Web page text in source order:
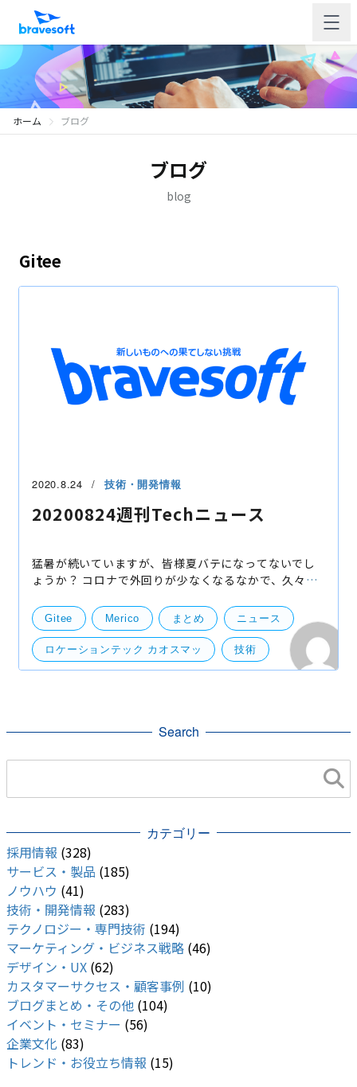
ホーム ブログ
ブログ
blog
Gitee
2020.8.24 技術・開発情報
20200824週刊Techニュース
猛暑が続いていますが、皆様夏バテになってないでし
ょうか？ コロナで外回りが少なくなるなかで、久々に
す。 それでは、今週も世の中にいろいろな技術系のニ
ュース
Gitee Merico まとめ ニュース
ロケーションテック カオスマッ 技術
Search
カテゴリー
採用情報 (328)
サービス・製品 (185)
ノウハウ (41)
技術・開発情報 (283)
テクノロジー・専門技術 (194)
マーケティング・ビジネス戦略 (46)
デザイン・UX (62)
カスタマーサクセス・顧客事例 (10)
ブログまとめ・その他 (104)
イベント・セミナー (56)
企業文化 (83)
トレンド・お役立ち情報 (15)